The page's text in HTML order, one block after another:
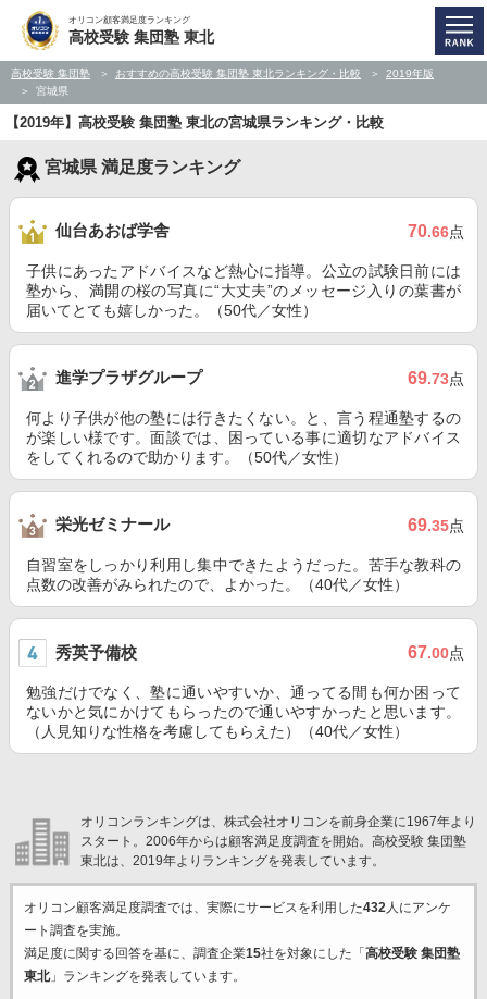
オリコン顧客満足度ランキング
高校受験 集団塾 東北
高校受験 集団塾 おすすめの高校受験 集団塾 東北ランキング・比較
2019年版
宮城県
【2019年】高校受験 集団塾 東北の宮城県ランキング・比較
宮城県 満足度ランキング
仙台あおば学舎 70.66点
子供にあったアドバイスなど熱心に指導。公立の試験日前には
塾から、満開の桜の写真に“大丈夫”のメッセージ入りの葉書が
届いてとても嬉しかった。（50代／女性）
進学プラザグループ 69.73点
何より子供が他の塾には行きたくない。と、言う程通塾するの
が楽しい様です。面談では、困っている事に適切なアドバイス
をしてくれるので助かります。（50代／女性）
栄光ゼミナール 69.35点
自習室をしっかり利用し集中できたようだった。苦手な教科の
点数の改善がみられたので、よかった。（40代／女性）
秀英予備校 67.00点
勉強だけでなく、塾に通いやすいか、通ってる間も何か困って
ないかと気にかけてもらったので通いやすかったと思います。
（人見知りな性格を考慮してもらえた）（40代／女性）
オリコンランキングは、株式会社オリコンを前身企業に1967年より
スタート。2006年からは顧客満足度調査を開始。高校受験 集団塾
東北は、2019年よりランキングを発表しています。
オリコン顧客満足度調査では、実際にサービスを利用した432人にアンケ
ート調査を実施。
満足度に関する回答を基に、調査企業15社を対象にした「 高校受験 集団塾
東北」ランキングを発表しています。